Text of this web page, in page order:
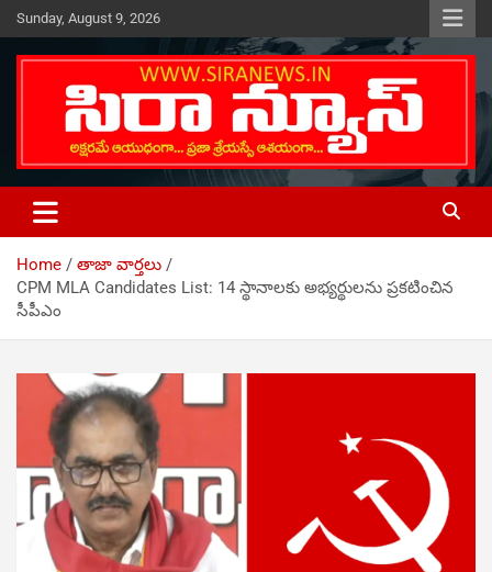
Skip
to
content
Sunday, August 9, 2026
SIRA NEWS
Home
తాజా వార్తలు
CPM MLA Candidates List: 14 స్థానాలకు అభ్యర్థులను ప్రకటించిన
సీపీఎం